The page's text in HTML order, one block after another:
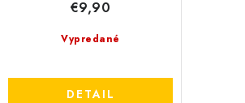
Vypredané
€9,90
DETAIL